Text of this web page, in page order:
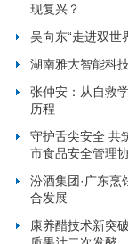
现复兴？
吴向东“走进双
湖南雅大智能科
张仲安：从自救
历程
守护舌尖安全 共
市食品安全管理
汾酒集团·广东烹
合发展
康养醋技术新突